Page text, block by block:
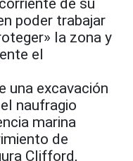
de su
poder trabajar
la zona y
el
una excavación
naufragio
marina
de
Clifford,